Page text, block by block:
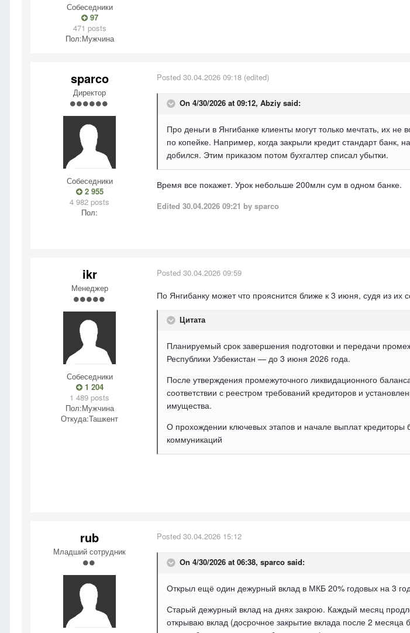
Собеседники
97
471 posts
Пол:Мужчина
sparco
Директор
Собеседники
2 955
4 982 posts
Пол:
Posted 30.04.2026 09:18 (edited)
On 4/30/2026 at 09:12, Abziy said:
Про деньги в Янгибанке клиенты могут только мечтать, их
по копейке. Например, когда закрыли кредит стандарт банк,
добился. Этим приказом потом бухгалтер списал убытки.
Время все покажет. Урок небольше 200млн сум в одном банке.
Edited 30.04.2026 09:21 by sparco
ikr
Менеджер
Собеседники
1 204
1 489 posts
Пол:Мужчина
Откуда:Ташкент
Posted 30.04.2026 09:59
По Янгибанку может что прояснится ближе к 3 июня, судя из их
Цитата
Планируемый срок завершения подготовки и передачи
Республики Узбекистан — до 3 июня 2026 года.
После утверждения промежуточного ликвидационного
соответствии с реестром требований кредиторов и
имущества.
О прохождении ключевых этапов и начале выплат
коммуникаций
rub
Младший сотрудник
Posted 30.04.2026 15:12
On 4/30/2026 at 06:38, sparco said:
Открыл ещё один дежурный вклад в МКБ 20% годовых на 3
Старый дежурный вклад на днях закрою. Каждый месяц
открываю вклад (досрочное закрытие вклада после 2